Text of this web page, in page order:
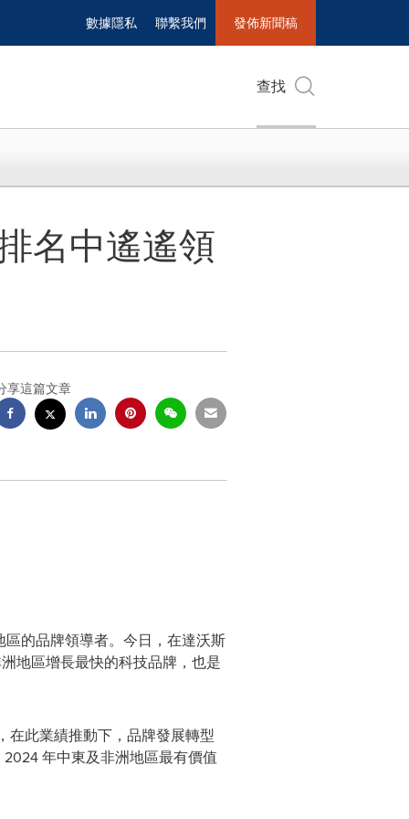
數據隱私 聯繫我們 發佈新聞稿
查找
名中遙遙領
享這篇文章
的品牌領導者。今日，在達沃斯
地區增長最快的科技品牌，也是
在此業績推動下，品牌發展轉型
年中東及非洲地區最有價值